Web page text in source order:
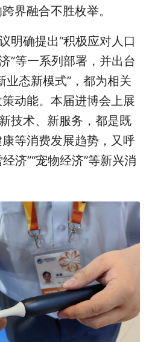
界融合不胜枚举。
明确提出“积极应对人口
”等一系列部署，并出台
业态新模式”，都为相关
动能。本届进博会上展
技术、新服务，都是既
等消费发展趋势，又呼
济”“宠物经济”等新兴消